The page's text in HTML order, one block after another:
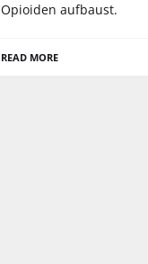
Opioiden aufbaust.
READ MORE